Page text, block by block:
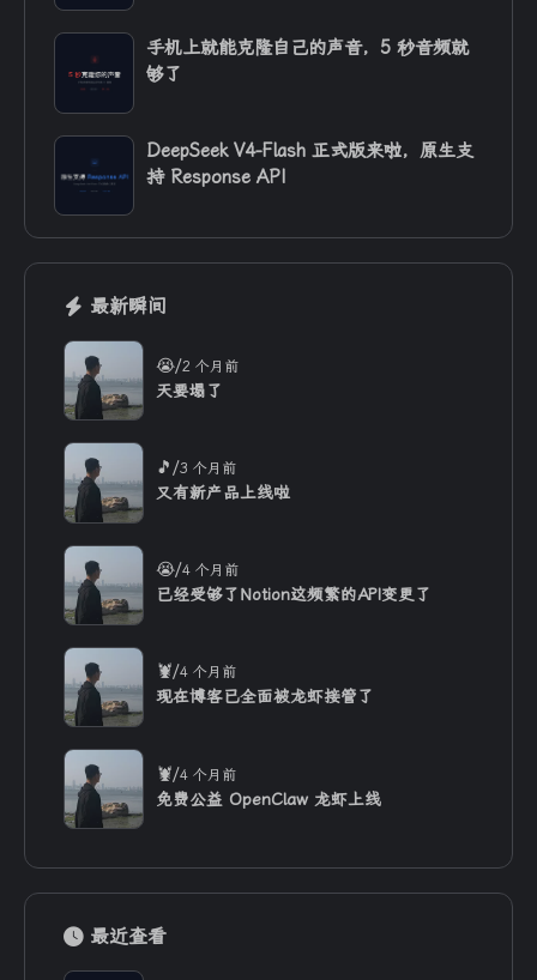
手机上就能克隆自己的声音，5 秒音频就
够了
DeepSeek V4-Flash 正式版来啦，原生支
持 Response API
最新瞬间
😭/2 个月前
天要塌了
🎵/3 个月前
又有新产品上线啦
😭/4 个月前
已经受够了Notion这频繁的API变更了
🦞/4 个月前
现在博客已全面被龙虾接管了
🦞/4 个月前
免费公益 OpenClaw 龙虾上线
最近查看